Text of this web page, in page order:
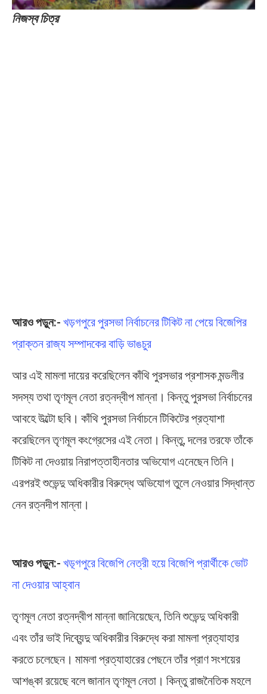
নিজস্ব চিত্র
আরও পড়ুন:- খড়গপুরে পুরসভা নির্বাচনের টিকিট না পেয়ে বিজেপির
প্রাক্তন রাজ্য সম্পাদকের বাড়ি ভাঙচুর
আর এই মামলা দায়ের করেছিলেন কাঁথি পুরসভার প্রশাসক মন্ডলীর
সদস্য তথা তৃণমূল নেতা রত্নদ্বীপ মান্না। কিন্তু পুরসভা নির্বাচনের
আবহে উল্টো ছবি। কাঁথি পুরসভা নির্বাচনে টিকিটের প্রত্যাশা
করেছিলেন তৃণমূল কংগ্রেসের এই নেতা। কিন্তু, দলের তরফে তাঁকে
টিকিট না দেওয়ায় নিরাপত্তাহীনতার অভিযোগ এনেছেন তিনি।
এরপরই শুভেন্দু অধিকারীর বিরুদ্ধে অভিযোগ তুলে নেওয়ার সিদ্ধান্ত
নেন রত্নদীপ মান্না।
আরও পড়ুন:- খড়্গপুরে বিজেপি নেত্রী হয়ে বিজেপি প্রার্থীকে ভোট
না দেওয়ার আহ্বান
তৃণমূল নেতা রত্নদ্বীপ মান্না জানিয়েছেন, তিনি শুভেন্দু অধিকারী
এবং তাঁর ভাই দিব্যেন্দু অধিকারীর বিরুদ্ধে করা মামলা প্রত্যাহার
করতে চলেছেন। মামলা প্রত্যাহারের পেছনে তাঁর প্রাণ সংশয়ের
আশঙ্কা রয়েছে বলে জানান তৃণমূল নেতা। কিন্তু রাজনৈতিক মহলে